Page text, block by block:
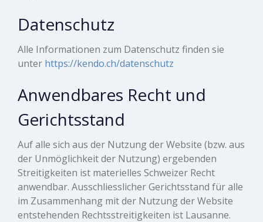
Datenschutz
Alle Informationen zum Datenschutz finden sie
unter https://kendo.ch/datenschutz
Anwendbares Recht und
Gerichtsstand
Auf alle sich aus der Nutzung der Website (bzw. aus
der Unmöglichkeit der Nutzung) ergebenden
Streitigkeiten ist materielles Schweizer Recht
anwendbar. Ausschliesslicher Gerichtsstand für alle
im Zusammenhang mit der Nutzung der Website
entstehenden Rechtsstreitigkeiten ist Lausanne.